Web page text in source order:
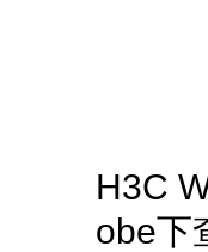
H3C
obe下